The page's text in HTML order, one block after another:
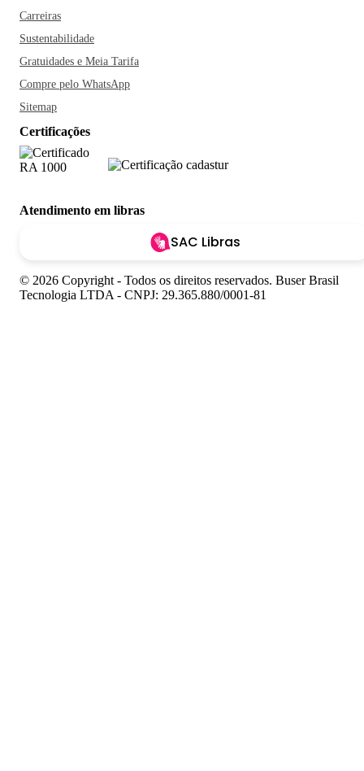
Carreiras
Sustentabilidade
Gratuidades e Meia Tarifa
Compre pelo WhatsApp
Sitemap
Certificações
Atendimento em libras
SAC Libras
© 2026 Copyright - Todos os direitos reservados. Buser Brasil
Tecnologia LTDA - CNPJ: 29.365.880/0001-81